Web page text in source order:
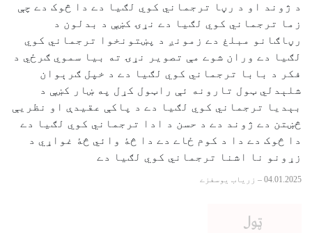
د ژوند او د رڼا ترجماني کوي لګيا دے دا څوک دے چې
زما ترجماني کوي لګيا دے نړۍ کښې د بدلون د
رڼاګانو مبلغ دے زمونږ د پښتونخوا ترجماني کوي
لګيا دے وران شوے مې تصوير نړۍ ته بيا سموي ګرځي د
فکر د بابا ترجماني کوي لګيا دے د خپل ګرېوان
شلېدلي ټول تارونه ئې راټول کړل په ښار کښې د
بېديا ترجماني کوي لګيا دے د پاکې عقيدې او نظريې
څښتن دے ژوند دے د حسن د ادا ترجماني کوي لګيا دے
دا څوک دے دا د کوم ځاے دے دا څۀ وائي څۀ غواړي د
زړونو نا اشنا ترجماني کوي لګيا دے
04.01.2025
– زرياب يوسفزے